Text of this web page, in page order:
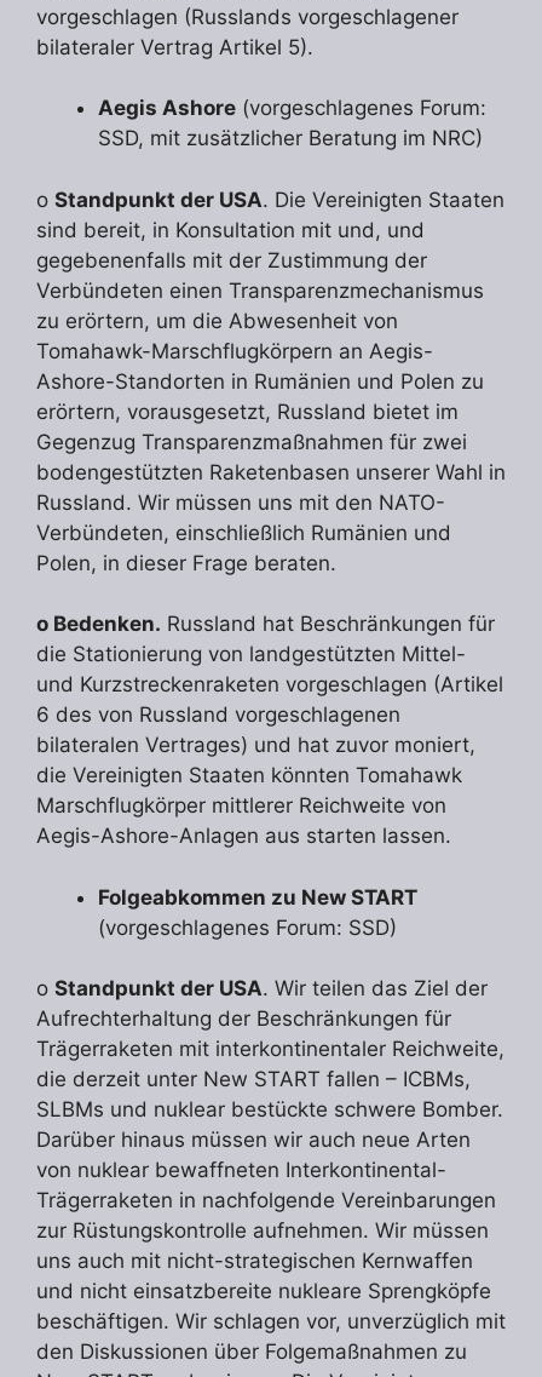
vorgeschlagen (Russlands vorgeschlagener
bilateraler Vertrag Artikel 5).
Aegis Ashore (vorgeschlagenes Forum:
SSD, mit zusätzlicher Beratung im NRC)
o Standpunkt der USA. Die Vereinigten Staaten
sind bereit, in Konsultation mit und, und
gegebenenfalls mit der Zustimmung der
Verbündeten einen Transparenzmechanismus
zu erörtern, um die Abwesenheit von
Tomahawk-Marschflugkörpern an Aegis-
Ashore-Standorten in Rumänien und Polen zu
erörtern, vorausgesetzt, Russland bietet im
Gegenzug Transparenzmaßnahmen für zwei
bodengestützten Raketenbasen unserer Wahl in
Russland. Wir müssen uns mit den NATO-
Verbündeten, einschließlich Rumänien und
Polen, in dieser Frage beraten.
o Bedenken. Russland hat Beschränkungen für
die Stationierung von landgestützten Mittel-
und Kurzstreckenraketen vorgeschlagen (Artikel
6 des von Russland vorgeschlagenen
bilateralen Vertrages) und hat zuvor moniert,
die Vereinigten Staaten könnten Tomahawk
Marschflugkörper mittlerer Reichweite von
Aegis-Ashore-Anlagen aus starten lassen.
Folgeabkommen zu New START
(vorgeschlagenes Forum: SSD)
o Standpunkt der USA. Wir teilen das Ziel der
Aufrechterhaltung der Beschränkungen für
Trägerraketen mit interkontinentaler Reichweite,
die derzeit unter New START fallen – ICBMs,
SLBMs und nuklear bestückte schwere Bomber.
Darüber hinaus müssen wir auch neue Arten
von nuklear bewaffneten Interkontinental-
Trägerraketen in nachfolgende Vereinbarungen
zur Rüstungskontrolle aufnehmen. Wir müssen
uns auch mit nicht-strategischen Kernwaffen
und nicht einsatzbereite nukleare Sprengköpfe
beschäftigen. Wir schlagen vor, unverzüglich mit
den Diskussionen über Folgemaßnahmen zu